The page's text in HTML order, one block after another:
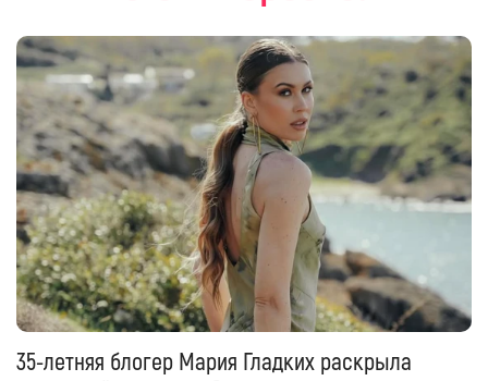
35-летняя блогер Мария Гладких раскрыла